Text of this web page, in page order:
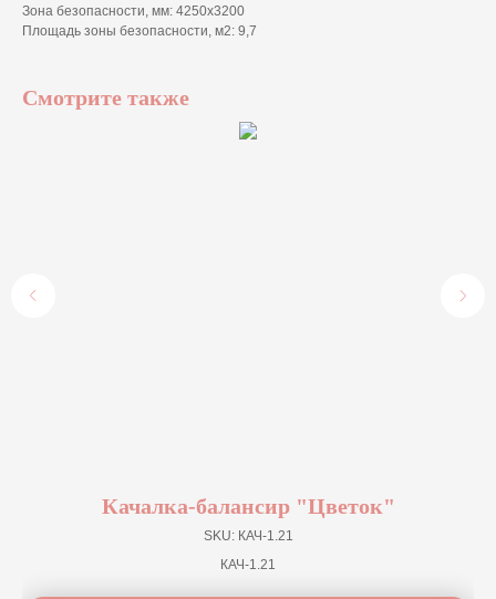
Зона безопасности, мм: 4250x3200
Площадь зоны безопасности, м2: 9,7
Смотрите также
Качалка-балансир "Цветок"
SKU: КАЧ-1.21
КАЧ-1.21